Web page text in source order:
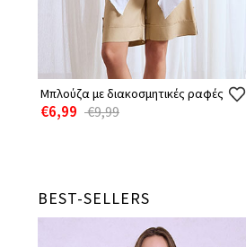
Μπλούζα με διακοσμητικές ραφές
€6,99 €9,99
BEST-SELLERS